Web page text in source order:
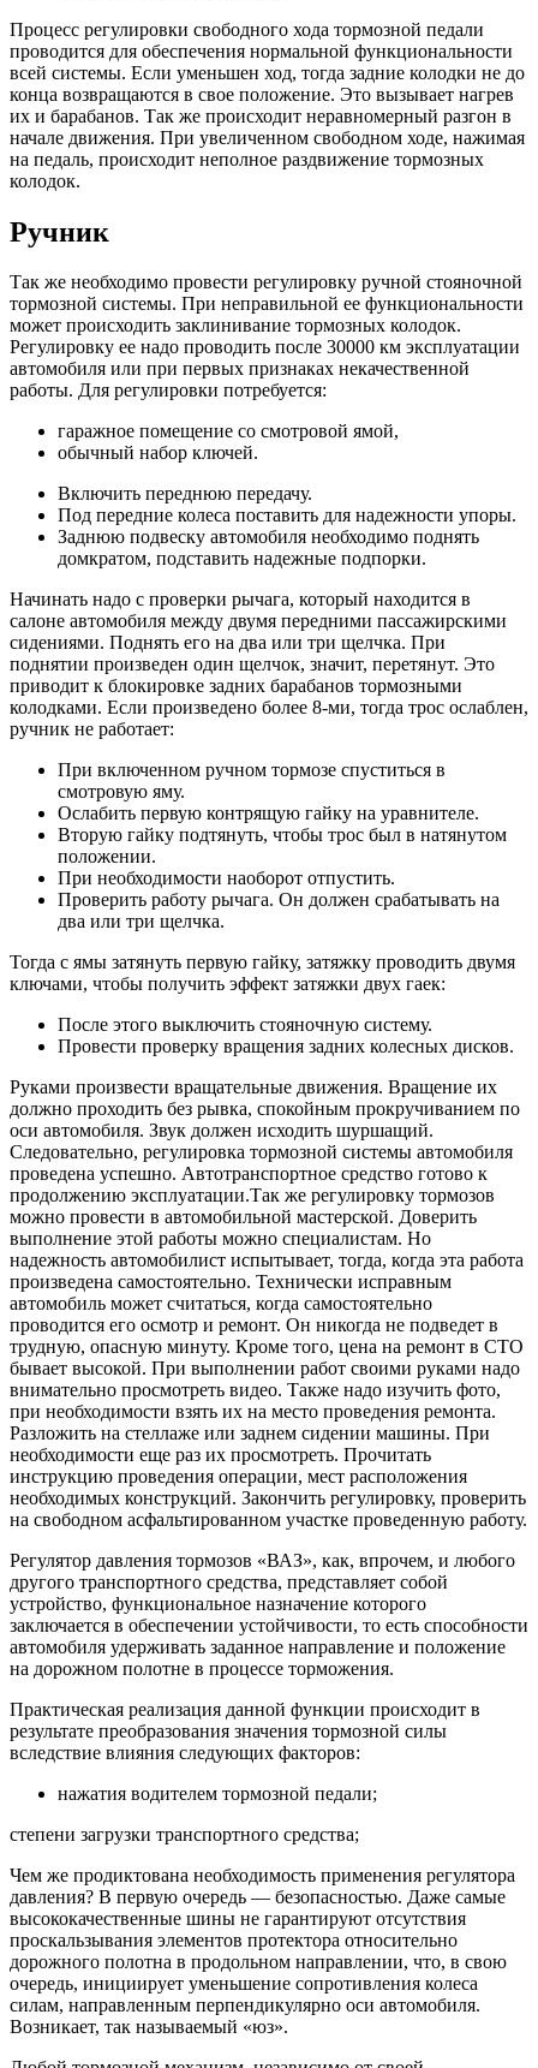
Процесс регулировки свободного хода тормозной педали
проводится для обеспечения нормальной функциональности
всей системы. Если уменьшен ход, тогда задние колодки не до
конца возвращаются в свое положение. Это вызывает нагрев
их и барабанов. Так же происходит неравномерный разгон в
начале движения. При увеличенном свободном ходе, нажимая
на педаль, происходит неполное раздвижение тормозных
колодок.
Ручник
Так же необходимо провести регулировку ручной стояночной
тормозной системы. При неправильной ее функциональности
может происходить заклинивание тормозных колодок.
Регулировку ее надо проводить после 30000 км эксплуатации
автомобиля или при первых признаках некачественной
работы. Для регулировки потребуется:
гаражное помещение со смотровой ямой,
обычный набор ключей.
Включить переднюю передачу.
Под передние колеса поставить для надежности упоры.
Заднюю подвеску автомобиля необходимо поднять
домкратом, подставить надежные подпорки.
Начинать надо с проверки рычага, который находится в
салоне автомобиля между двумя передними пассажирскими
сидениями. Поднять его на два или три щелчка. При
поднятии произведен один щелчок, значит, перетянут. Это
приводит к блокировке задних барабанов тормозными
колодками. Если произведено более 8-ми, тогда трос ослаблен,
ручник не работает:
При включенном ручном тормозе спуститься в
смотровую яму.
Ослабить первую контрящую гайку на уравнителе.
Вторую гайку подтянуть, чтобы трос был в натянутом
положении.
При необходимости наоборот отпустить.
Проверить работу рычага. Он должен срабатывать на
два или три щелчка.
Тогда с ямы затянуть первую гайку, затяжку проводить двумя
ключами, чтобы получить эффект затяжки двух гаек:
После этого выключить стояночную систему.
Провести проверку вращения задних колесных дисков.
Руками произвести вращательные движения. Вращение их
должно проходить без рывка, спокойным прокручиванием по
оси автомобиля. Звук должен исходить шуршащий.
Следовательно, регулировка тормозной системы автомобиля
проведена успешно. Автотранспортное средство готово к
продолжению эксплуатации.Так же регулировку тормозов
можно провести в автомобильной мастерской. Доверить
выполнение этой работы можно специалистам. Но
надежность автомобилист испытывает, тогда, когда эта работа
произведена самостоятельно. Технически исправным
автомобиль может считаться, когда самостоятельно
проводится его осмотр и ремонт. Он никогда не подведет в
трудную, опасную минуту. Кроме того, цена на ремонт в СТО
бывает высокой. При выполнении работ своими руками надо
внимательно просмотреть видео. Также надо изучить фото,
при необходимости взять их на место проведения ремонта.
Разложить на стеллаже или заднем сидении машины. При
необходимости еще раз их просмотреть. Прочитать
инструкцию проведения операции, мест расположения
необходимых конструкций. Закончить регулировку, проверить
на свободном асфальтированном участке проведенную работу.
Регулятор давления тормозов «ВАЗ», как, впрочем, и любого
другого транспортного средства, представляет собой
устройство, функциональное назначение которого
заключается в обеспечении устойчивости, то есть способности
автомобиля удерживать заданное направление и положение
на дорожном полотне в процессе торможения.
Практическая реализация данной функции происходит в
результате преобразования значения тормозной силы
вследствие влияния следующих факторов:
нажатия водителем тормозной педали;
степени загрузки транспортного средства;
Чем же продиктована необходимость применения регулятора
давления? В первую очередь — безопасностью. Даже самые
высококачественные шины не гарантируют отсутствия
проскальзывания элементов протектора относительно
дорожного полотна в продольном направлении, что, в свою
очередь, инициирует уменьшение сопротивления колеса
силам, направленным перпендикулярно оси автомобиля.
Возникает, так называемый «юз».